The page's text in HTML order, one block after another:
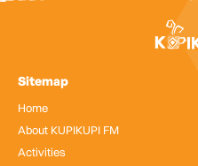
Sitemap
Home
About KUPIKUPI FM
Activities